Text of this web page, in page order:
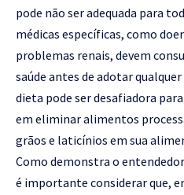
pode não ser adequada para
médicas específicas, como
problemas renais, devem
saúde antes de adotar
dieta pode ser desafiadora
em eliminar alimentos
grãos e laticínios em sua
Como demonstra o
é importante considerar que,